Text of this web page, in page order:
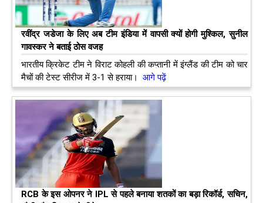
रवींद्र जडेजा के लिए अब टीम इंडिया में वापसी क्यों होगी मुश्किल, सुनील
गावस्कर ने बताई ठोस वजह
भारतीय क्रिकेट टीम ने विराट कोहली की कप्तानी में इंग्लैंड की टीम को चार
मैचों की टेस्ट सीरीज में 3-1 से हराया।
आगे पढ़ें
RCB के इस ओपनर ने IPL से पहले बनाया शतकों का बड़ा रिकॉर्ड, सचिन,